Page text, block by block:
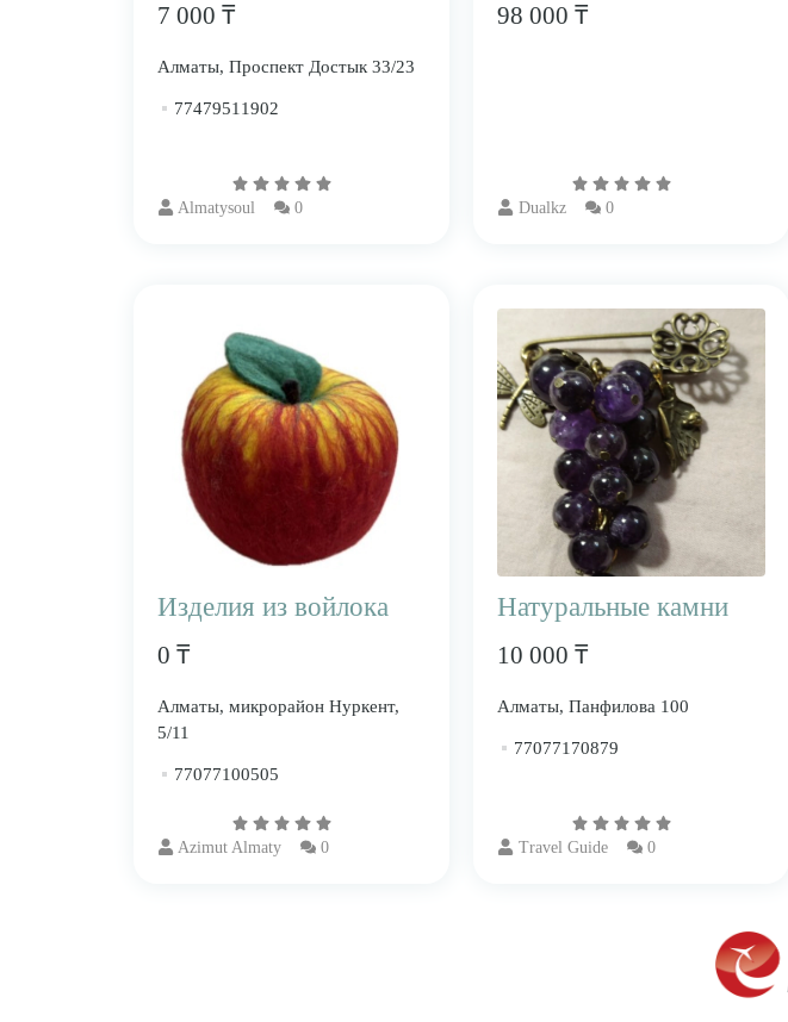
7 000 ₸
Алматы, Проспект Достык 33/23
77479511902
Almatysoul 0
98 000 ₸
Dualkz 0
Изделия из войлока
0 ₸
Алматы, микрорайон Нуркент,
5/11
77077100505
Azimut Almaty 0
Натуральные камни
10 000 ₸
Алматы, Панфилова 100
77077170879
Travel Guide 0